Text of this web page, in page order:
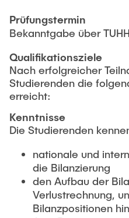
Prof. Dr. Michael Zaggl
Prüfungstermin
Bekanntgabe über
Qualifikationsziele
Nach erfolgreicher
Studierenden die
erreicht:
Kenntnisse
Die Studierenden
nationale und
die Bilanzierung
den Aufbau der
Verlustrechnung,
Bilanzpositionen